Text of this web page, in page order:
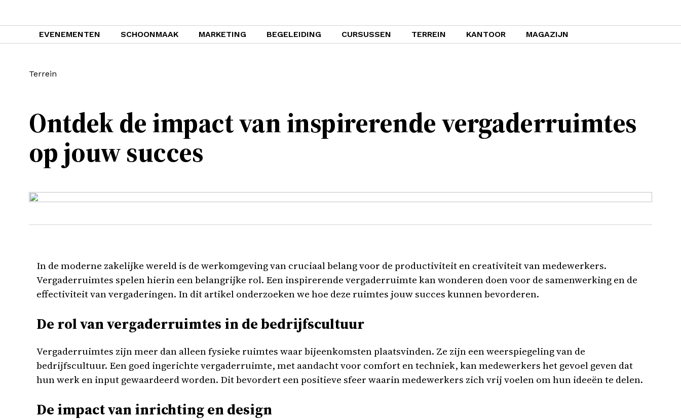
EVENEMENTEN SCHOONMAAK MARKETING BEGELEIDING CURSUSSEN TERREIN KANTOOR MAGAZIJN
Ontdek de impact van inspirerende vergaderruimtes
op jouw succes
Terrein
In de moderne zakelijke wereld is de werkomgeving van cruciaal belang voor de productiviteit en creativiteit van medewerkers.
Vergaderruimtes spelen hierin een belangrijke rol. Een inspirerende vergaderruimte kan wonderen doen voor de samenwerking en de
effectiviteit van vergaderingen. In dit artikel onderzoeken we hoe deze ruimtes jouw succes kunnen bevorderen.
De rol van vergaderruimtes in de bedrijfscultuur
Vergaderruimtes zijn meer dan alleen fysieke ruimtes waar bijeenkomsten plaatsvinden. Ze zijn een weerspiegeling van de
bedrijfscultuur. Een goed ingerichte vergaderruimte, met aandacht voor comfort en techniek, kan medewerkers het gevoel geven dat
hun werk en input gewaardeerd worden. Dit bevordert een positieve sfeer waarin medewerkers zich vrij voelen om hun ideeën te delen.
De impact van inrichting en design